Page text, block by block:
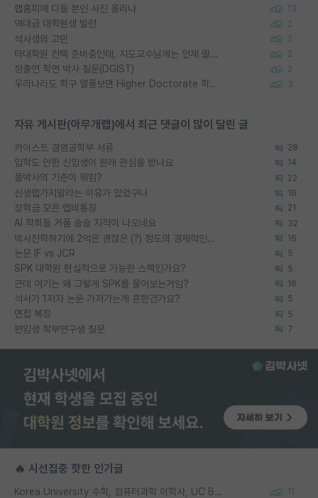
랩홈피에 다들 본인 사진 올리냐 13
역대급 대학원생 빌런 2
석사생의 고민 2
타대학원 컨텍 준비중인데, 지도교수님께는 언제 말씀드려야 할까요? 2
정출연 학연 박사 질문(DGIST) 2
우리나라도 학구 열풍보면 Higher Doctorate 학위가 필요하다고 봅니다. 3
자유 게시판(아무개랩)에서 최근 댓글이 많이 달린 글
카이스트 경영공학부 서류 28
입학도 안한 신입생이 원래 관심을 받나요 14
물박사의 기준이 뭐임? 22
신생랩가지말라는 이유가 있었구나 16
장학금 모은 랩비통장 21
AI 학회들 거품 슬슬 지적이 나오네요 32
박사진학하기에 2억은 괜찮은 (?) 정도의 경제력인가요 16
논문 IF vs JCR 5
SPK 대학원 현실적으로 가능한 스펙인가요? 5
근데 여기는 왜 그렇게 SPK를 물어보는거임? 16
석사가 1저자 논문 가져가는게 흔한건가요? 5
면접 복장 5
편입생 학부연구생 질문 7
🔥 시선집중 핫한 인기글
Korea University 수학, 컴퓨터과학 이학사, UC Berkeley 산업공학 대학원 공학박사가 되는 것은 쉽지 않겠죠? 11